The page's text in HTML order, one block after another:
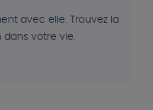
avec elle. Trouvez la
dans votre vie.